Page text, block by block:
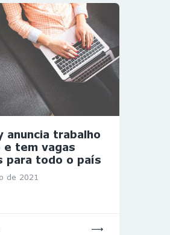
anuncia trabalho
e tem vagas
para todo o país
de 2021